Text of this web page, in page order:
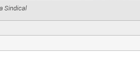
Sindical